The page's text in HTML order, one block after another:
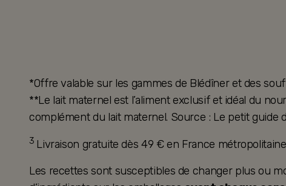
*Offre valable sur les gammes de Blédîner et des
**Le lait maternel est l’aliment exclusif et idéal du
complément du lait maternel. Source : Le petit
3 Livraison gratuite dès 49 € en France
Les recettes sont susceptibles de changer plus ou